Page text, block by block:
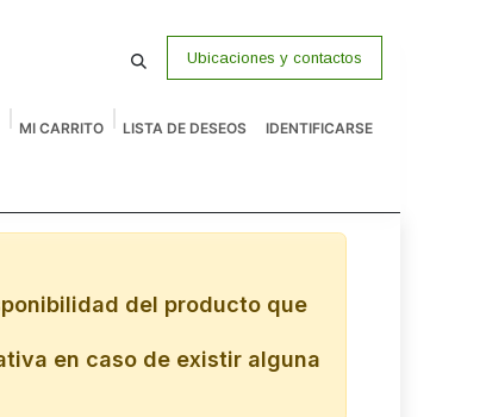
Ubicaciones y contactos
MI CARRITO LISTA DE DESEOS IDENTIFICARSE
del producto que
en caso de existir alguna